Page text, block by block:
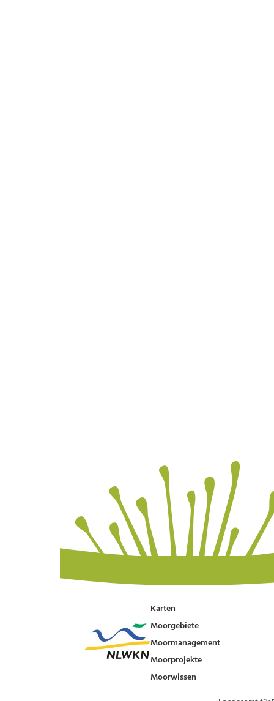
Karten
Moorgebiete
Moormanagement
Moorprojekte
Moorwissen